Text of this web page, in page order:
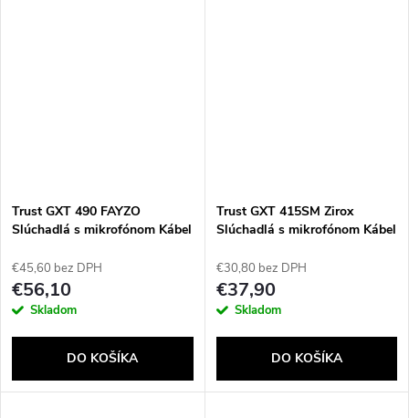
Trust GXT 490 FAYZO
Slúchadlá s mikrofónom Kábel
Čierna
€45,60 bez DPH
€56,10
Skladom
DO KOŠÍKA
Trust GXT 415SM Zirox
Slúchadlá s mikrofónom Kábel
Červená
€30,80 bez DPH
€37,90
Skladom
DO KOŠÍKA